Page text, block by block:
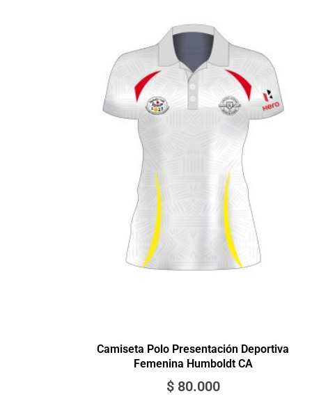
Camiseta Polo Presentación Deportiva
Femenina Humboldt CA
$80.000